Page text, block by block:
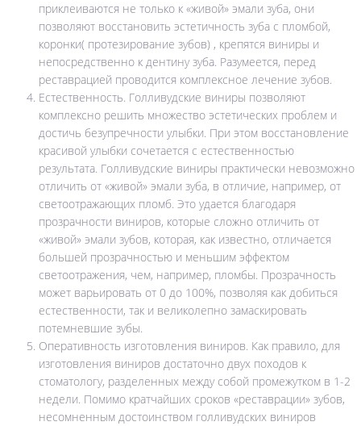
приклеиваются не только к «живой» эмали зуба, они
позволяют восстановить эстетичность зуба с пломбой,
коронки( протезирование зубов) , крепятся виниры и
непосредственно к дентину зуба. Разумеется, перед
реставрацией проводится комплексное лечение зубов.
Естественность. Голливудские виниры позволяют
комплексно решить множество эстетических проблем и
достичь безупречности улыбки. При этом восстановление
красивой улыбки сочетается с естественностью
результата. Голливудские виниры практически невозможно
отличить от «живой» эмали зуба, в отличие, например, от
светоотражающих пломб. Это удается благодаря
прозрачности виниров, которые сложно отличить от
«живой» эмали зубов, которая, как известно, отличается
большей прозрачностью и меньшим эффектом
светоотражения, чем, например, пломбы. Прозрачность
может варьировать от 0 до 100%, позволяя как добиться
естественности, так и великолепно замаскировать
потемневшие зубы.
Оперативность изготовления виниров. Как правило, для
изготовления виниров достаточно двух походов к
стоматологу, разделенных между собой промежутком в 1-2
недели. Помимо кратчайших сроков «реставрации» зубов,
несомненным достоинством голливудских виниров